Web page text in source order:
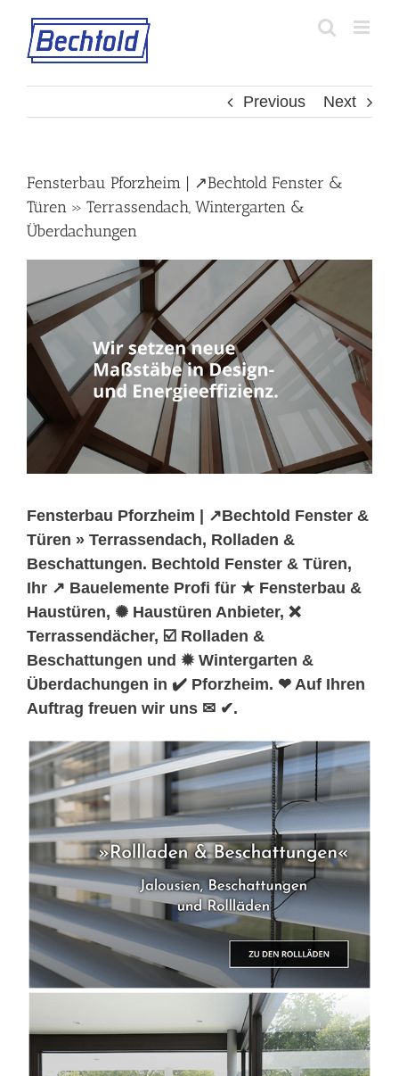
content
Previous Next
Fensterbau Pforzheim | ↗️Bechtold Fenster &
Türen » Terrassendach, Wintergarten &
Überdachungen
Fensterbau Pforzheim | ↗️Bechtold Fenster &
Türen » Terrassendach, Rolladen &
Beschattungen. Bechtold Fenster & Türen,
Ihr ↗️ Bauelemente Profi für ★ Fensterbau &
Haustüren, ✺ Haustüren Anbieter, ❌
Terrassendächer, ☑️ Rolladen &
Beschattungen und ✹ Wintergarten &
Überdachungen in ✔️ Pforzheim. ❤ Auf Ihren
Auftrag freuen wir uns ✉ ✔.